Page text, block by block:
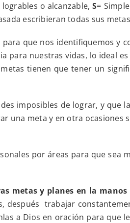
logrables o alcanzable,S=
escribieran todas sus
que nos identifiquemos y
nuestras vidas, lo ideal
tienen que tener un
imposibles de lograr, y que
una meta y en otra
por áreas para que sea
metas y planes en la manos
trabajar
a Dios en oración para que